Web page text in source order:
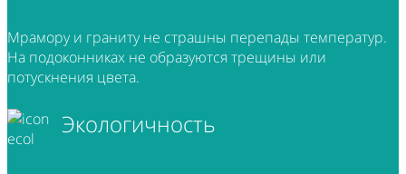
Мрамору и граниту не страшны перепады температур.
На подоконниках не образуются трещины или
потускнения цвета.
Экологичность